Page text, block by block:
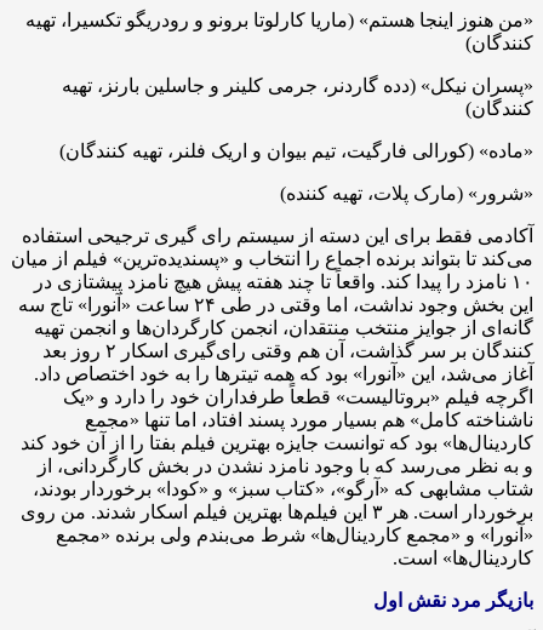
«من هنوز اینجا هستم» (ماریا کارلوتا برونو و رودریگو تکسیرا، تهیه
کنندگان)
«پسران نیکل» (دده گاردنر، جرمی کلینر و جاسلین بارنز، تهیه
کنندگان)
«ماده» (کورالی فارگیت، تیم بیوان و اریک فلنر، تهیه کنندگان)
«شرور» (مارک پلات، تهیه کننده)
آکادمی فقط برای این دسته از سیستم رای گیری ترجیحی استفاده
می‌کند تا بتواند برنده اجماع را انتخاب و «پسندیده‌ترین» فیلم از میان
۱۰ نامزد را پیدا کند. واقعاً تا چند هفته پیش هیچ نامزد پیشتازی در
این بخش وجود نداشت، اما وقتی در طی ۲۴ ساعت «آنورا» تاج سه
گانه‌ای از جوایز منتخب منتقدان، انجمن کارگردان‌ها و انجمن تهیه
کنندگان بر سر گذاشت، آن هم وقتی رای‌گیری اسکار ۲ روز بعد
آغاز می‌شد، این «آنورا» بود که همه تیترها را به خود اختصاص داد.
اگرچه فیلم «بروتالیست» قطعاً طرفداران خود را دارد و «یک
ناشناخته کامل» هم بسیار مورد پسند افتاد، اما تنها «مجمع
کاردینال‌ها» بود که توانست جایزه بهترین فیلم بفتا را از آن خود کند
و به نظر می‌رسد که با وجود نامزد نشدن در بخش کارگردانی، از
شتاب مشابهی که «آرگو»، «کتاب سبز» و «کودا» برخوردار بودند،
برخوردار است. هر ۳ این فیلم‌ها بهترین فیلم اسکار شدند. من روی
«آنورا» و «مجمع کاردینال‌ها» شرط می‌بندم ولی برنده «مجمع
کاردینال‌ها» است.
بازیگر مرد نقش اول